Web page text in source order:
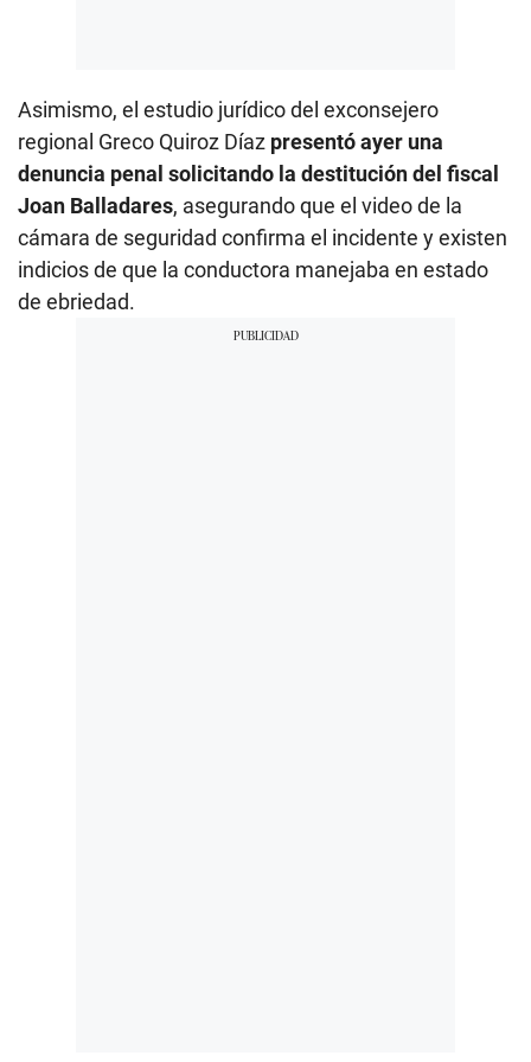
Asimismo, el estudio jurídico del exconsejero
regional Greco Quiroz Díaz presentó ayer una
denuncia penal solicitando la destitución del fiscal
Joan Balladares, asegurando que el video de la
cámara de seguridad confirma el incidente y existen
indicios de que la conductora manejaba en estado
de ebriedad.